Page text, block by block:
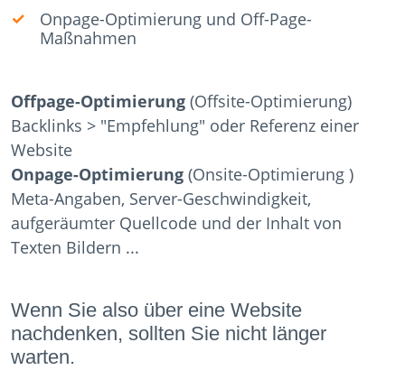
Onpage-Optimierung und Off-Page-
Maßnahmen
Offpage-Optimierung (Offsite-Optimierung)
Backlinks > "Empfehlung" oder Referenz einer
Website
Onpage-Optimierung (Onsite-Optimierung )
Meta-Angaben, Server-Geschwindigkeit,
aufgeräumter Quellcode und der Inhalt von
Texten Bildern ...
Wenn Sie also über eine Website
nachdenken, sollten Sie nicht länger
warten.